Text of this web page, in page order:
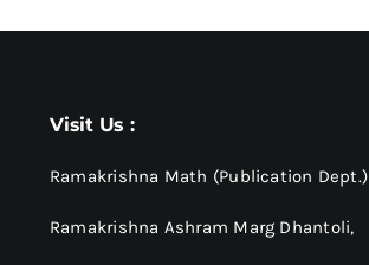
Visit Us :
Ramakrishna Math (Publication Dept.)
Ramakrishna Ashram Marg Dhantoli,